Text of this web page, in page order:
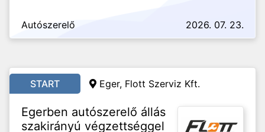
Autószerelő 2026. 07. 23.
START Eger, Flott Szerviz Kft.
Egerben autószerelő állás
szakirányú végzettséggel